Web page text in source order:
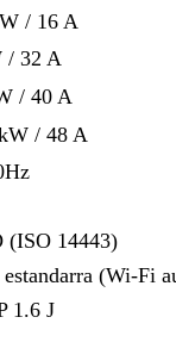
/ 16 A
/ 32 A
/ 40 A
/ 48 A
(ISO 14443)
(Wi-Fi
1.6 J